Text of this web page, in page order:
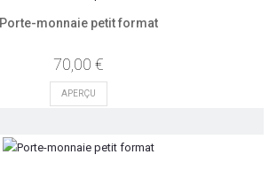
Porte-monnaie petit format
70,00 €
APERÇU